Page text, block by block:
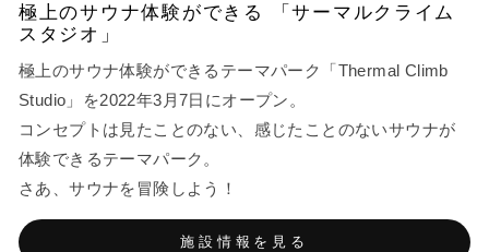
極上のサウナ体験ができる 「サーマルクライム
スタジオ」
極上のサウナ体験ができるテーマパーク「Thermal Climb
Studio」を2022年3月7日にオープン。
コンセプトは見たことのない、感じたことのないサウナが
体験できるテーマパーク。
さあ、サウナを冒険しよう！
施設情報を見る